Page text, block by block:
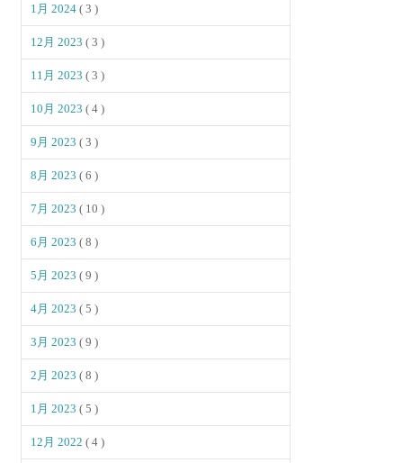
1月 2024( 3 )
12月 2023( 3 )
11月 2023( 3 )
10月 2023( 4 )
9月 2023( 3 )
8月 2023( 6 )
7月 2023( 10 )
6月 2023( 8 )
5月 2023( 9 )
4月 2023( 5 )
3月 2023( 9 )
2月 2023( 8 )
1月 2023( 5 )
12月 2022( 4 )